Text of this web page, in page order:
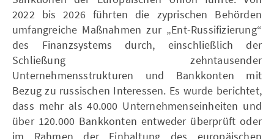
2022 bis 2026 führten die zyprischen Behörden
umfangreiche Maßnahmen zur „Ent-Russifizierung“
des Finanzsystems durch, einschließlich der
Schließung zehntausender
Unternehmensstrukturen und Bankkonten mit
Bezug zu russischen Interessen. Es wurde berichtet,
dass mehr als 40.000 Unternehmenseinheiten und
über 120.000 Bankkonten entweder überprüft oder
im Rahmen der Einhaltung des europäischen